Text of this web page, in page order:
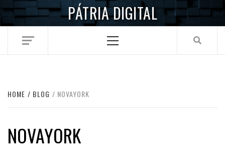
Skip
PÁTRIA DIGITAL
Menu
HOME BLOG NOVAYORK
NOVAYORK